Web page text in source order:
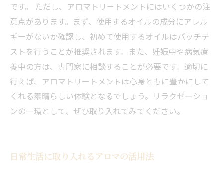
です。 ただし、アロマトリートメントにはいくつかの注
意点があります。まず、使用するオイルの成分にアレル
ギーがないか確認し、初めて使用するオイルはパッチテ
ストを行うことが推奨されます。また、妊娠中や病気療
養中の方は、専門家に相談することが必要です。適切に
行えば、アロマトリートメントは心身ともに豊かにして
くれる素晴らしい体験となるでしょう。リラクゼーショ
ンの一環として、ぜひ取り入れてみてください。
日常生活に取り入れるアロマの活用法